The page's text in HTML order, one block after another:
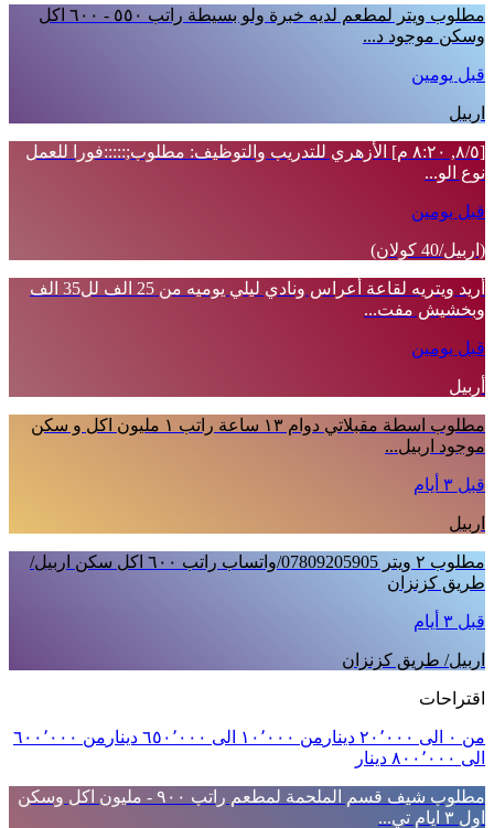
مطلوب ويتر لمطعم لديه خبرة ولو بسيطة راتب ٥٥٠ - ٦٠٠ اكل
وسكن موجود د...
قبل يومين
اربيل
[٥/‏٨, ٨:٢٠ م] الأزهري للتدريب والتوظيف: مطلوب;:::::فورا للعمل
نوع الو...
قبل يومين
(اربيل/40 كولان)
أريد ويتريه لقاعة أعراس ونادي ليلي يوميه من 25 الف لل35 الف
وبخشيش مفت...
قبل يومين
أربيل
مطلوب اسطة مقبلاتي دوام ١٣ ساعة راتب ١ مليون اكل و سكن
موجود اربيل...
قبل ٣ أيام
اربيل
مطلوب ٢ ويتر 07809205905/واتساب راتب ٦٠٠ اكل سكن اربيل/
طريق كزنزان
قبل ٣ أيام
اربيل/ طريق كزنزان
اقتراحات
من ‪٠‬ الى ‪٢٠٬٠٠٠‬ دينار من ‪١٠٬٠٠٠‬ الى ‪٦٥٠٬٠٠٠‬ دينار
الى ‪٨٠٠٬٠٠٠‬ دينار
مطلوب شيف قسم الملحمة لمطعم راتب ٩٠٠ - مليون اكل وسكن
اول ٣ ايام تي...